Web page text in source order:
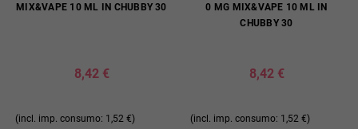
MIX&VAPE 10 ML IN CHUBBY 30
8,42 €
(incl. imp. consumo: 1,52 €)
0 MG MIX&VAPE 10 ML IN
CHUBBY 30
8,42 €
(incl. imp. consumo: 1,52 €)